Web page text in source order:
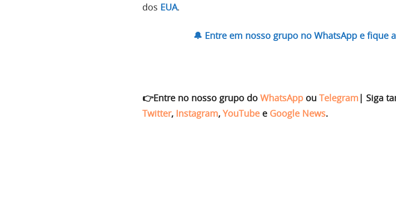
dos EUA.
🔔 Entre em nosso grupo no WhatsApp e fique
👉Entre no nosso grupo do WhatsApp ou Telegram | Siga
Twitter, Instagram, YouTube e Google News.